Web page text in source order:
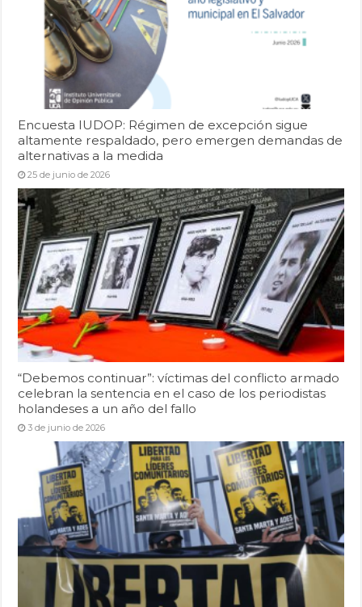
Encuesta IUDOP: Régimen de excepción sigue
altamente respaldado, pero emergen demandas de
alternativas a la medida
25 de junio de 2026
“Debemos continuar”: víctimas del conflicto armado
celebran la sentencia en el caso de los periodistas
holandeses a un año del fallo
3 de junio de 2026